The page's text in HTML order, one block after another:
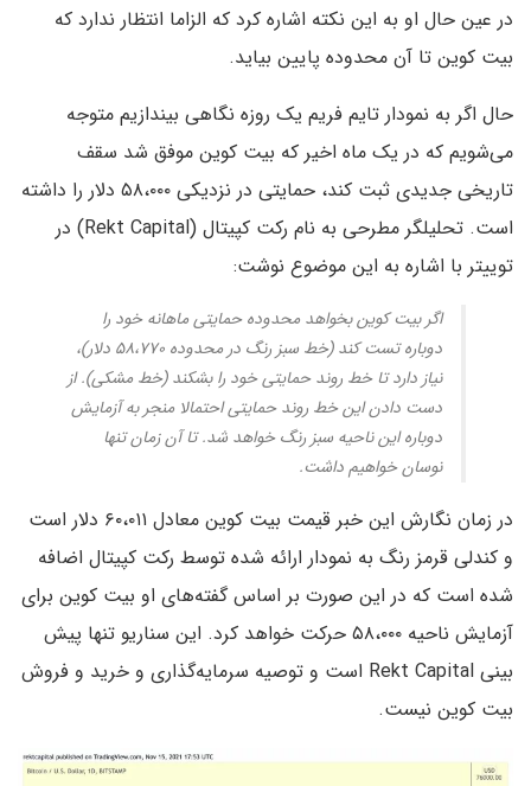
در عین حال او به این نکته اشاره کرد که الزاما انتظار ندارد که
بیت کوین تا آن محدوده پایین بیاید.
حال اگر به نمودار تایم فریم یک روزه نگاهی بیندازیم متوجه
می‌شویم که در یک ماه اخیر که بیت کوین موفق شد سقف
تاریخی جدیدی ثبت کند، حمایتی در نزدیکی ۵۸،۰۰۰ دلار را داشته
است. تحلیلگر مطرحی به نام رکت کپیتال (Rekt Capital) در
توییتر با اشاره به این موضوع نوشت:
اگر بیت کوین بخواهد محدوده حمایتی ماهانه خود را
دوباره تست کند (خط سبز رنگ در محدوده ۵۸،۷۷۰ دلار)،
نیاز دارد تا خط روند حمایتی خود را بشکند (خط مشکی). از
دست دادن این خط روند حمایتی احتمالا منجر به آزمایش
دوباره این ناحیه سبز رنگ خواهد شد. تا آن زمان تنها
نوسان خواهیم داشت.
در زمان نگارش این خبر قیمت بیت کوین معادل ۶۰،۰۱۱ دلار است
و کندلی قرمز رنگ به نمودار ارائه شده توسط رکت کپیتال اضافه
شده است که در این صورت بر اساس گفته‌های او بیت کوین برای
آزمایش ناحیه ۵۸،۰۰۰ حرکت خواهد کرد. این سناریو تنها پیش
بینی Rekt Capital است و توصیه سرمایه‌گذاری و خرید و فروش
بیت کوین نیست.